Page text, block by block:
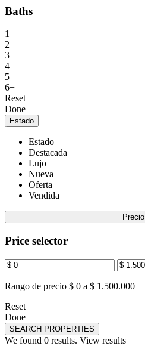
Baths
1
2
3
4
5
6+
Reset
Done
Estado
Estado
Destacada
Lujo
Nueva
Oferta
Vendida
Precio
Price selector
Rango de precio $ 0 a $ 1.500.000
Reset
Done
SEARCH PROPERTIES
We found 0 results. View results